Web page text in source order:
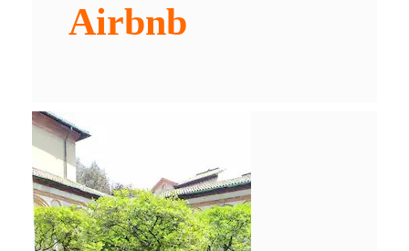
Airbnb